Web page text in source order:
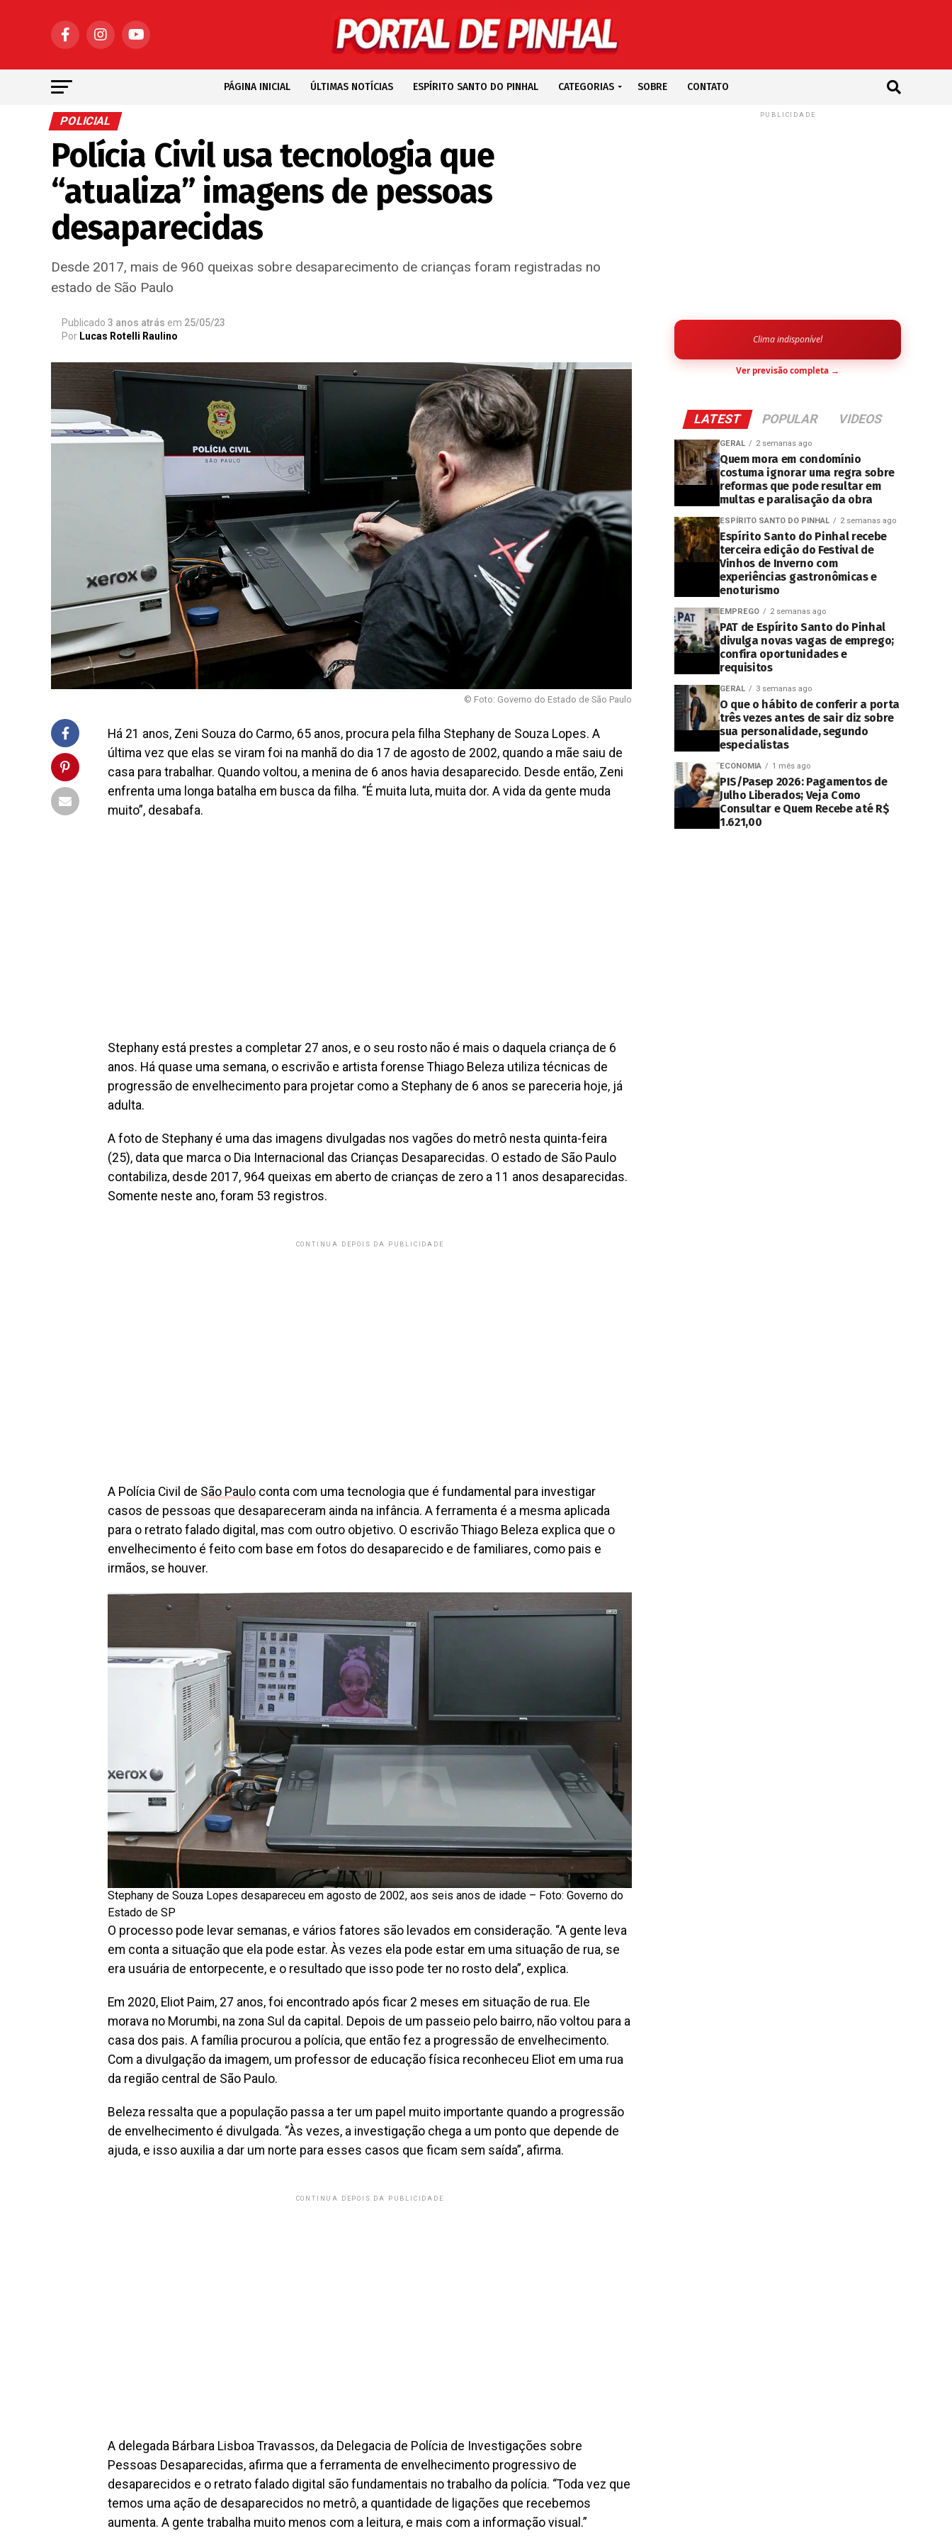
PÁGINA INICIAL ÚLTIMAS NOTÍCIAS ESPÍRITO SANTO DO PINHAL CATEGORIAS SOBRE CONTATO
POLICIAL
Polícia Civil usa tecnologia que
“atualiza” imagens de pessoas
desaparecidas
Desde 2017, mais de 960 queixas sobre desaparecimento de crianças foram registradas no
estado de São Paulo
Publicado 3 anos atrás em 25/05/23
Por Lucas Rotelli Raulino
© Foto: Governo do Estado de São Paulo
Há 21 anos, Zeni Souza do Carmo, 65 anos, procura pela filha Stephany de Souza Lopes. A
última vez que elas se viram foi na manhã do dia 17 de agosto de 2002, quando a mãe saiu de
casa para trabalhar. Quando voltou, a menina de 6 anos havia desaparecido. Desde então, Zeni
enfrenta uma longa batalha em busca da filha. “É muita luta, muita dor. A vida da gente muda
muito”, desabafa.
Stephany está prestes a completar 27 anos, e o seu rosto não é mais o daquela criança de 6
anos. Há quase uma semana, o escrivão e artista forense Thiago Beleza utiliza técnicas de
progressão de envelhecimento para projetar como a Stephany de 6 anos se pareceria hoje, já
adulta.
A foto de Stephany é uma das imagens divulgadas nos vagões do metrô nesta quinta-feira
(25), data que marca o Dia Internacional das Crianças Desaparecidas. O estado de São Paulo
contabiliza, desde 2017, 964 queixas em aberto de crianças de zero a 11 anos desaparecidas.
Somente neste ano, foram 53 registros.
CONTINUA DEPOIS DA PUBLICIDADE
A Polícia Civil de São Paulo conta com uma tecnologia que é fundamental para investigar
casos de pessoas que desapareceram ainda na infância. A ferramenta é a mesma aplicada
para o retrato falado digital, mas com outro objetivo. O escrivão Thiago Beleza explica que o
envelhecimento é feito com base em fotos do desaparecido e de familiares, como pais e
irmãos, se houver.
Stephany de Souza Lopes desapareceu em agosto de 2002, aos seis anos de idade – Foto: Governo do
Estado de SP
O processo pode levar semanas, e vários fatores são levados em consideração. “A gente leva
em conta a situação que ela pode estar. Às vezes ela pode estar em uma situação de rua, se
era usuária de entorpecente, e o resultado que isso pode ter no rosto dela”, explica.
Em 2020, Eliot Paim, 27 anos, foi encontrado após ficar 2 meses em situação de rua. Ele
morava no Morumbi, na zona Sul da capital. Depois de um passeio pelo bairro, não voltou para a
casa dos pais. A família procurou a polícia, que então fez a progressão de envelhecimento.
Com a divulgação da imagem, um professor de educação física reconheceu Eliot em uma rua
da região central de São Paulo.
Beleza ressalta que a população passa a ter um papel muito importante quando a progressão
de envelhecimento é divulgada. “Às vezes, a investigação chega a um ponto que depende de
ajuda, e isso auxilia a dar um norte para esses casos que ficam sem saída”, afirma.
CONTINUA DEPOIS DA PUBLICIDADE
A delegada Bárbara Lisboa Travassos, da Delegacia de Polícia de Investigações sobre
Pessoas Desaparecidas, afirma que a ferramenta de envelhecimento progressivo de
desaparecidos e o retrato falado digital são fundamentais no trabalho da polícia. “Toda vez que
temos uma ação de desaparecidos no metrô, a quantidade de ligações que recebemos
aumenta. A gente trabalha muito menos com a leitura, e mais com a informação visual.”
PUBLICIDADE
Clima indisponível
Ver previsão completa →
LATEST POPULAR VIDEOS
GERAL 2 semanas ago
Quem mora em condomínio
costuma ignorar uma regra sobre
reformas que pode resultar em
multas e paralisação da obra
ESPÍRITO SANTO DO PINHAL 2 semanas ago
Espírito Santo do Pinhal recebe
terceira edição do Festival de
Vinhos de Inverno com
experiências gastronômicas e
enoturismo
EMPREGO 2 semanas ago
PAT de Espírito Santo do Pinhal
divulga novas vagas de emprego;
confira oportunidades e
requisitos
GERAL 3 semanas ago
O que o hábito de conferir a porta
três vezes antes de sair diz sobre
sua personalidade, segundo
especialistas
ECONOMIA 1 mês ago
PIS/Pasep 2026: Pagamentos de
Julho Liberados; Veja Como
Consultar e Quem Recebe até R$
1.621,00